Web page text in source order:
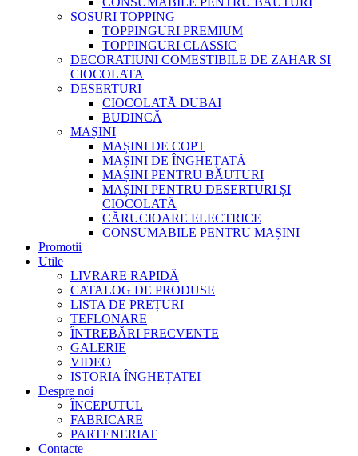
SOSURI TOPPING
TOPPINGURI PREMIUM
TOPPINGURI CLASSIC
DECORATIUNI COMESTIBILE DE ZAHAR SI
CIOCOLATA
DESERTURI
CIOCOLATĂ DUBAI
BUDINCĂ
MAȘINI
MAȘINI DE COPT
MAȘINI DE ÎNGHEȚATĂ
MAȘINI PENTRU BĂUTURI
MAȘINI PENTRU DESERTURI ȘI
CIOCOLATĂ
CĂRUCIOARE ELECTRICE
CONSUMABILE PENTRU MAȘINI
Promotii
Utile
LIVRARE RAPIDĂ
CATALOG DE PRODUSE
LISTA DE PREȚURI
TEFLONARE
ÎNTREBĂRI FRECVENTE
GALERIE
VIDEO
ISTORIA ÎNGHEȚATEI
Despre noi
ÎNCEPUTUL
FABRICARE
PARTENERIAT
Contacte